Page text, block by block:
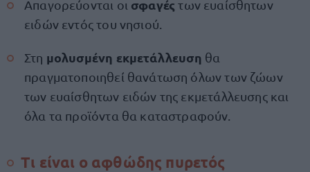
Απαγορεύονται οι σφαγέςτων ευαίσθητων
ειδών εντός του νησιού.
Στη μολυσμένη εκμετάλλευση θα
πραγματοποιηθεί θανάτωση όλων των ζώων
των ευαίσθητων ειδών της εκμετάλλευσης και
όλα τα προϊόντα θα καταστραφούν.
Τι είναι ο αφθώδης πυρετός